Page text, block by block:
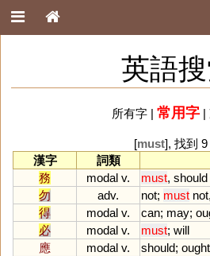
英語
所有字| 常用字|
[must], 找到 9
漢字
詞類
務
modal v. must, should
勿
adv. not; must not,
得
modal v. can; may;
必
modal v. must; will
應
modal v. should; ought